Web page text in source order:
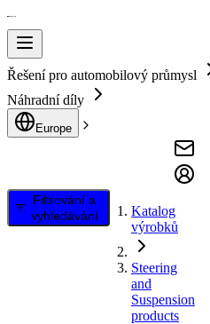
Řešení pro automobilový průmysl
Náhradní díly
Europe
Filtrování a
vyhledávání
Katalog
výrobků
Steering
and
Suspension
products